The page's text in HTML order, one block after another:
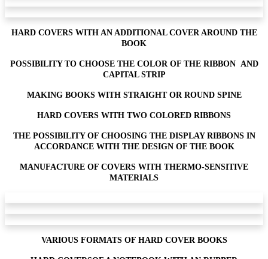
HARD COVERS WITH AN ADDITIONAL COVER AROUND THE
BOOK
POSSIBILITY TO CHOOSE THE COLOR OF THE RIBBON AND
CAPITAL STRIP
MAKING BOOKS WITH STRAIGHT OR ROUND SPINE
HARD COVERS WITH TWO COLORED RIBBONS
THE POSSIBILITY OF CHOOSING THE DISPLAY RIBBONS IN
ACCORDANCE WITH THE DESIGN OF THE BOOK
MANUFACTURE OF COVERS WITH THERMO-SENSITIVE
MATERIALS
VARIOUS FORMATS OF HARD COVER BOOKS